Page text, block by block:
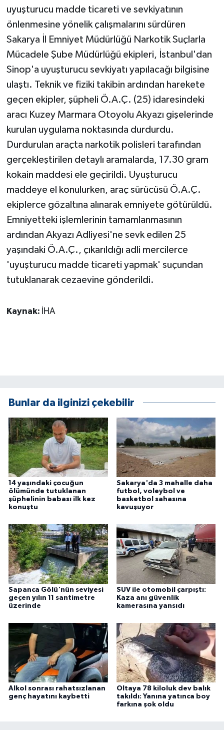
uyuşturucu madde ticareti ve sevkiyatının
önlenmesine yönelik çalışmalarını sürdüren
Sakarya İl Emniyet Müdürlüğü Narkotik Suçlarla
Mücadele Şube Müdürlüğü ekipleri, İstanbul'dan
Sinop'a uyuşturucu sevkiyatı yapılacağı bilgisine
ulaştı. Teknik ve fiziki takibin ardından harekete
geçen ekipler, şüpheli Ö.A.Ç. (25) idaresindeki
aracı Kuzey Marmara Otoyolu Akyazı gişelerinde
kurulan uygulama noktasında durdurdu.
Durdurulan araçta narkotik polisleri tarafından
gerçekleştirilen detaylı aramalarda, 17.30 gram
kokain maddesi ele geçirildi. Uyuşturucu
maddeye el konulurken, araç sürücüsü Ö.A.Ç.
ekiplerce gözaltına alınarak emniyete götürüldü.
Emniyetteki işlemlerinin tamamlanmasının
ardından Akyazı Adliyesi'ne sevk edilen 25
yaşındaki Ö.A.Ç., çıkarıldığı adli mercilerce
'uyuşturucu madde ticareti yapmak' suçundan
tutuklanarak cezaevine gönderildi.
Kaynak: İHA
Bunlar da ilginizi çekebilir
14 yaşındaki çocuğun
ölümünde tutuklanan
şüphelinin babası ilk kez
konuştu
Sakarya'da 3 mahalle daha
futbol, voleybol ve
basketbol sahasına
kavuşuyor
Sapanca Gölü'nün seviyesi
geçen yılın 11 santimetre
üzerinde
SUV ile otomobil çarpıştı:
Kaza anı güvenlik
kamerasına yansıdı
Alkol sonrası rahatsızlanan
genç hayatını kaybetti
Oltaya 78 kiloluk dev balık
takıldı: Yanına yatınca boy
farkına şok oldu
Jandarma
Kadın
KÜLTÜR SANAT
MAGAZİN
Otomobil
Sağlık
SİYASET
SPOR HABERLERİ
TEKNOLOJİ
Turizm
YAŞAM